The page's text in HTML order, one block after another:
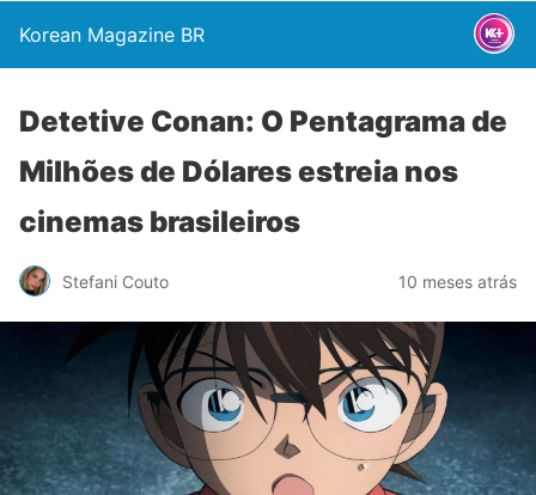
Korean Magazine BR
Detetive Conan: O Pentagrama de
Milhões de Dólares estreia nos
cinemas brasileiros
Stefani Couto 10 meses atrás